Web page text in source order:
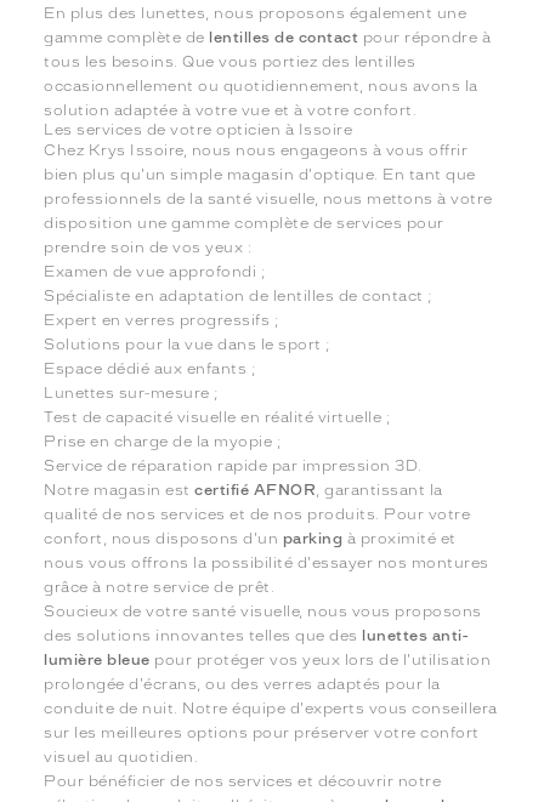
En plus des lunettes, nous proposons également une
gamme complète de lentilles de contact pour répondre à
tous les besoins. Que vous portiez des lentilles
occasionnellement ou quotidiennement, nous avons la
solution adaptée à votre vue et à votre confort.
Les services de votre opticien à Issoire
Chez Krys Issoire, nous nous engageons à vous offrir
bien plus qu'un simple magasin d'optique. En tant que
professionnels de la santé visuelle, nous mettons à votre
disposition une gamme complète de services pour
prendre soin de vos yeux :
Examen de vue approfondi ;
Spécialiste en adaptation de lentilles de contact ;
Expert en verres progressifs ;
Solutions pour la vue dans le sport ;
Espace dédié aux enfants ;
Lunettes sur-mesure ;
Test de capacité visuelle en réalité virtuelle ;
Prise en charge de la myopie ;
Service de réparation rapide par impression 3D.
Notre magasin estcertifié AFNOR, garantissant la
qualité de nos services et de nos produits. Pour votre
confort, nous disposons d'un parking à proximité et
nous vous offrons la possibilité d'essayer nos montures
grâce à notre service de prêt.
Soucieux de votre santé visuelle, nous vous proposons
des solutions innovantes telles que des
lunettes anti-
lumière bleue pour protéger vos yeux lors de l'utilisation
prolongée d'écrans, ou des verres adaptés pour la
conduite de nuit. Notre équipe d'experts vous conseillera
sur les meilleures options pour préserver votre confort
visuel au quotidien.
Pour bénéficier de nos services et découvrir notre